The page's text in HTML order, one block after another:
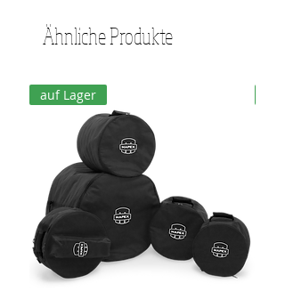
Ähnliche Produkte
auf Lager